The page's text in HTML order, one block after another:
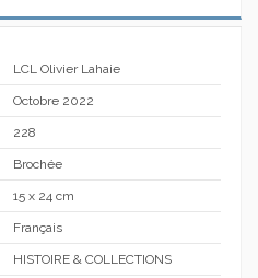
LCL Olivier Lahaie
Octobre 2022
228
Brochée
15 x 24 cm
Français
HISTOIRE & COLLECTIONS